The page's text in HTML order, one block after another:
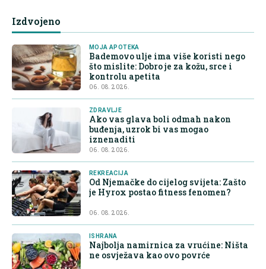
Izdvojeno
MOJA APOTEKA
Bademovo ulje ima više koristi nego
što mislite: Dobro je za kožu, srce i
kontrolu apetita
06. 08. 2026.
ZDRAVLJE
Ako vas glava boli odmah nakon
buđenja, uzrok bi vas mogao
iznenaditi
06. 08. 2026.
REKREACIJA
Od Njemačke do cijelog svijeta: Zašto
je Hyrox postao fitness fenomen?
06. 08. 2026.
ISHRANA
Najbolja namirnica za vrućine: Ništa
ne osvježava kao ovo povrće